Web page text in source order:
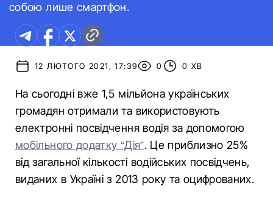
собою лише смартфон.
12 ЛЮТОГО 2021, 17:39 0 0 ХВ
На сьогодні вже 1,5 мільйона українських
громадян отримали та використовують
електронні посвідчення водія за допомогою
мобільного додатку “Дія”. Це приблизно 25%
від загальної кількості водійських посвідчень,
виданих в Україні з 2013 року та оцифрованих.